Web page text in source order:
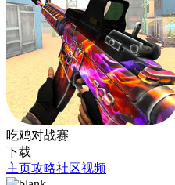
吃鸡对战赛
下载
主页攻略社区视频